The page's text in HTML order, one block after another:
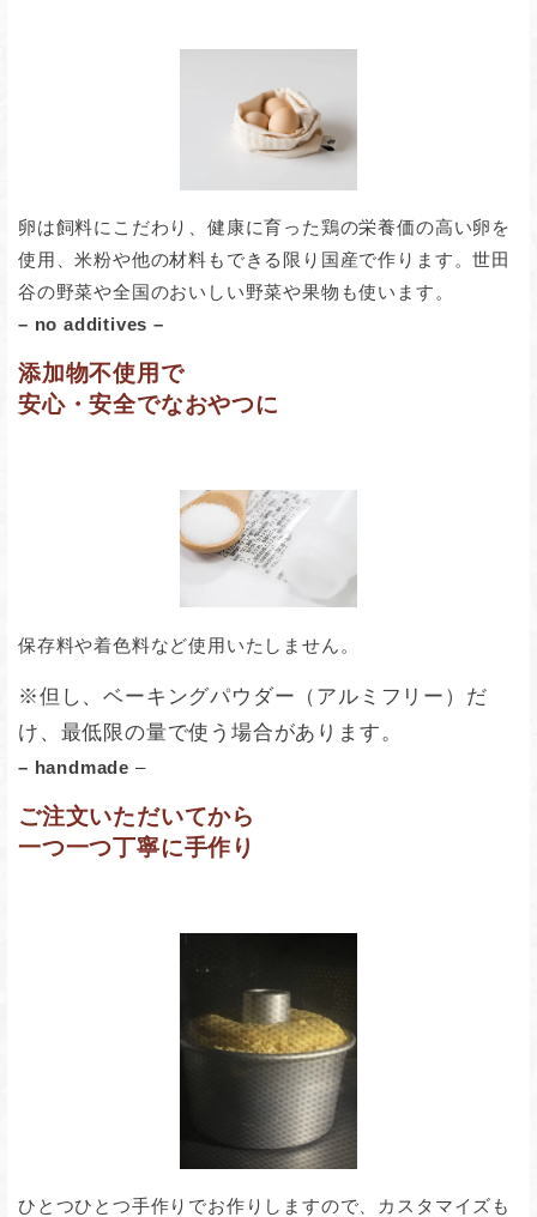
卵は飼料にこだわり、健康に育った鶏の栄養価の高い卵を
使用、米粉や他の材料もできる限り国産で作ります。世田
谷の野菜や全国のおいしい野菜や果物も使います。
– no additives –
添加物不使用 で
安心・安全でなおやつに
保存料や着色料など使用いたしません。
※但し、ベーキングパウダー（アルミフリー）だ
け、最低限の量で使う場合があります。
– handmade –
ご注文いただいてから
一つ一つ丁寧に手作り
ひとつひとつ手作りでお作りしますので、カスタマイズも